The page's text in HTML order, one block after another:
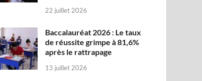
22 juillet 2026
Baccalauréat 2026 : Le taux
de réussite grimpe à 81,6%
après le rattrapage
13 juillet 2026